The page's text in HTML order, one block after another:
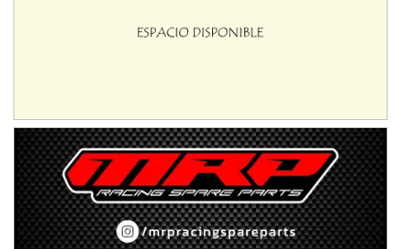
Gral. E. Godoy (Río Negro)
CSK - F7
Juventud Unida (Tierra)
Humboldt (Santa Fe)
NORESTE SANTAFESINO - F6